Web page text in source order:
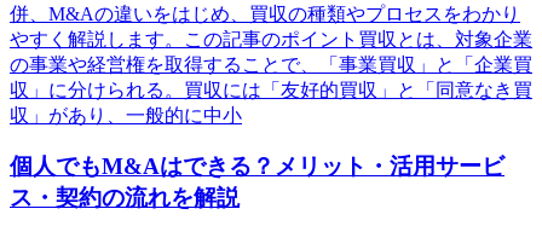
併、M&Aの違いをはじめ、買収の種類やプロセスをわかり
やすく解説します。この記事のポイント買収とは、対象企業
の事業や経営権を取得することで、「事業買収」と「企業買
収」に分けられる。買収には「友好的買収」と「同意なき買
収」があり、一般的に中小
個人でもM&Aはできる？メリット・活用サービ
ス・契約の流れを解説